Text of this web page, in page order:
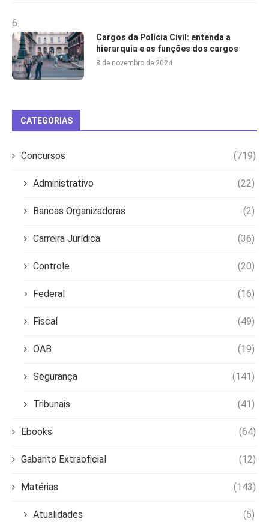
6
Cargos da Polícia Civil: entenda a
hierarquia e as funções dos cargos
8 de novembro de 2024
CATEGORIAS
Concursos (719)
Administrativo (22)
Bancas Organizadoras (2)
Carreira Jurídica (36)
Controle (20)
Federal (16)
Fiscal (49)
OAB (19)
Segurança (141)
Tribunais (41)
Ebooks (64)
Gabarito Extraoficial (12)
Matérias (143)
Atualidades (5)